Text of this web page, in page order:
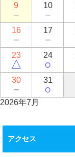
9
－
10
－
16
－
17
－
23
△
24
○
30
－
31
○
2026年7月
アクセス